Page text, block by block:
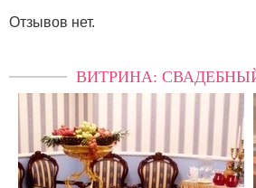
Отзывов нет.
ВИТРИНА: